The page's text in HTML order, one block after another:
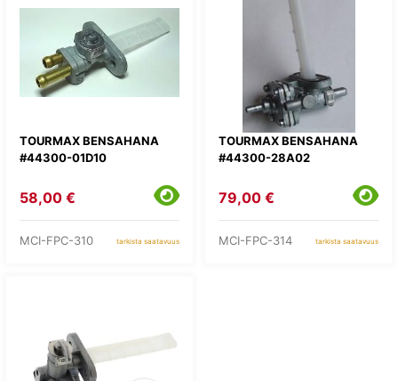
TOURMAX BENSAHANA
#44300-01D10
58,00 €
MCI-FPC-310 tarkista saatavuus
TOURMAX BENSAHANA
#44300-28A02
79,00 €
MCI-FPC-314 tarkista saatavuus